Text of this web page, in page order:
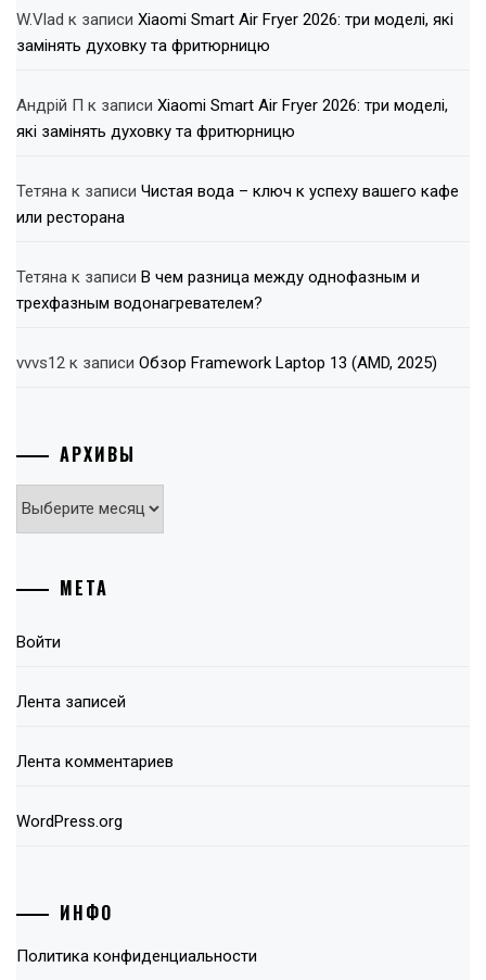
W.Vlad к записи Xiaomi Smart Air Fryer 2026: три моделі, які
замінять духовку та фритюрницю
Андрій П к записи Xiaomi Smart Air Fryer 2026: три моделі,
які замінять духовку та фритюрницю
Тетяна к записи Чистая вода – ключ к успеху вашего кафе
или ресторана
Тетяна к записи В чем разница между однофазным и
трехфазным водонагревателем?
vvvs12 к записи Обзор Framework Laptop 13 (AMD, 2025)
АРХИВЫ
Архивы
МЕТА
Войти
Лента записей
Лента комментариев
WordPress.org
ИНФО
Политика конфиденциальности